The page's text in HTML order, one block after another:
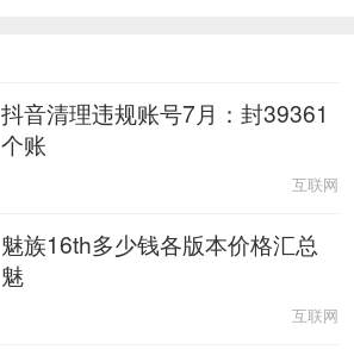
抖音清理违规账号7月：封39361
个账
互联网
魅族16th多少钱各版本价格汇总
魅
互联网